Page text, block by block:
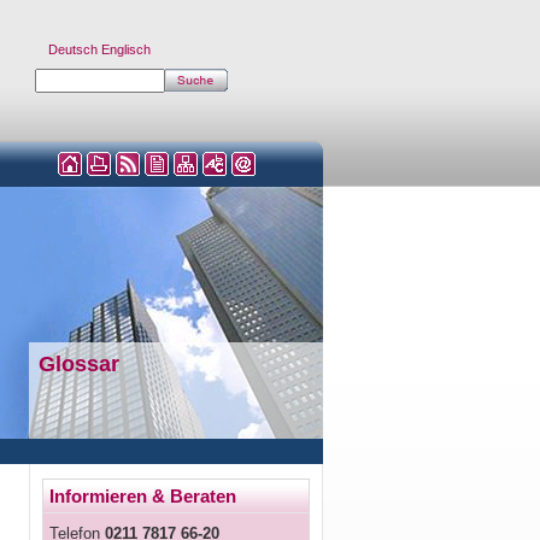
Deutsch Englisch
Glossar
Informieren & Beraten
Telefon 0211 7817 66-20